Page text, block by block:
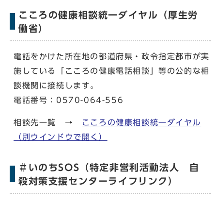
こころの健康相談統一ダイヤル（厚生労
働省）
電話をかけた所在地の都道府県・政令指定都市が実
施している「こころの健康電話相談」等の公的な相
談機関に接続します。
電話番号：0570-064-556
相談先一覧 →
こころの健康相談統一ダイヤル
（別ウインドウで開く）
＃いのちSOS（特定非営利活動法人 自
殺対策支援センターライフリンク）